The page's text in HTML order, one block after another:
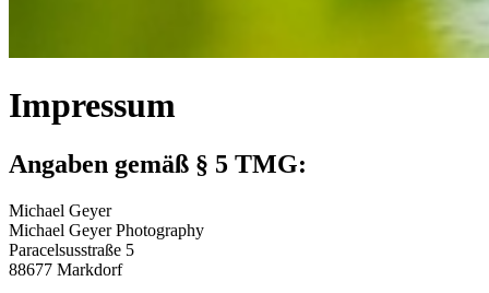
Impressum
Angaben gemäß § 5 TMG:
Michael Geyer
Michael Geyer Photography
Paracelsusstraße 5
88677 Markdorf